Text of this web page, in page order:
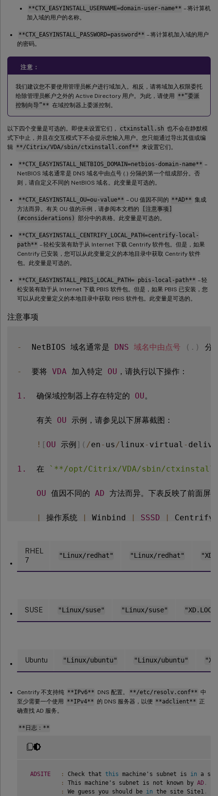
**CTX_EASYINSTALL_USERNAME=domain-user-name** – 将计算机
加入域的用户的名称。
**CTX_EASYINSTALL_PASSWORD=password** – 将计算机加入域的用户
的密码。
注意：
我们建议您不要使用管理员帐户进行域加入。相反，请将域加入权限委托
给除管理员帐户之外的 Active Directory 用户。为此，请使用
**“委派
控制向导”** 在域控制器上委派控制。
以下四个变量是可选的。即使未设置它们， ctxinstall.sh 也不会在静默模
式下中止，并且在交互模式下不会提示您输入用户。您只能通过导出其值或编
辑 **/Citrix/VDA/sbin/ctxinstall.conf** 来设置它们。
**CTX_EASYINSTALL_NETBIOS_DOMAIN=netbios-domain-name** –
NetBIOS 域名通常是 DNS 域名中由点号 (.) 分隔的第一个组成部分。否
则，请自定义不同的 NetBIOS 域名。此变量是可选的。
**CTX_EASYINSTALL_OU=ou-value** – OU 值因不同的 **AD** 集成
方法而异。有关 OU 值的示例，请参阅本文档的
[注意事项]
(#considerations) 部分中的表格。此变量是可选的。
**CTX_EASYINSTALL_CENTRIFY_LOCAL_PATH=centrify-local-
path** – 轻松安装有助于从 Internet 下载 Centrify 软件包。但是，如果
Centrify 已安装，您可以从此变量定义的本地目录中获取 Centrify 软件
包。此变量是可选的。
**CTX_EASYINSTALL_PBIS_LOCAL_PATH= pbis-local-path** – 轻
松安装有助于从 Internet 下载 PBIS 软件包。但是，如果 PBIS 已安装，您
可以从此变量定义的本地目录中获取 PBIS 软件包。此变量是可选的。
注意事项
-
  NetBIOS 域名通常是
DNS 域名中由点号 ( . ) 分
-
  要将
VDA 加入特定 OU ，请执行以下操作：
1.
  确保域控制器上存在特定的
OU。
    有关
OU 示例，请参见以下屏幕截图：
! [ OU 示例 ] ( /en - us/linux - virtual -
1.
  在
` **/opt/Citrix/VDA/sbin/
OU 值因不同的 AD 方法而异。下表反映了前面屏
操作系统 Winbind SSSD
Centrify
| Debian |`"Linux/debian"`|`"Linux/
RHEL
7
"Linux/redhat" "Linux/redhat"
SUSE "Linux/suse" "Linux/suse"
Ubuntu "Linux/ubuntu" "Linux/ubuntu"
Centrify 不支持纯 **IPv6** DNS 配置。 **/etc/resolv.conf** 中
至少需要一个使用
**IPv4** 的 DNS 服务器，以便 **adclient** 正
确查找 AD 服务。
**日志：**
ADSITE : Check that this machine's subnet is in a
:
This machine's subnet is not known by AD .
:
We guess you should be in the site Site1 .